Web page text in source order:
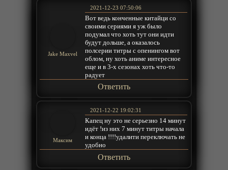
Jake Maxvel
2021-12-23 07:50:06
Вот ведь конченные китайци со
своими сериями я уж было
подумал что хоть тут они идти
будут дольше, а оказалось
полсерии титры с опенингом вот
облом, ну хоть аниме интересное
еще и в 3-х сезонах хоть что-то
радует
Ответить
Максим
2021-12-22 19:02:31
Капец ну это не серьезно 14 минут
идёт !из них 7 минут титры начала
и конца !!!!удалити переключать не
удобно
Ответить